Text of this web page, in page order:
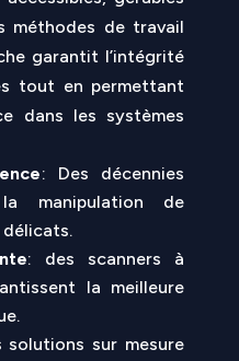
méthodes de travail
garantit l’intégrité
tout en permettant
dans les systèmes
: Des décennies
la manipulation de
délicats.
: des scanners à
la meilleure
solutions sur mesure